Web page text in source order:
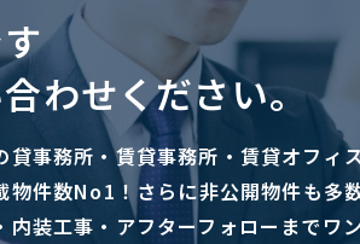
わせください。
事務所・賃貸事務所・賃貸オフィ
件数No1！さらに非公開物件も多数
装工事・アフターフォローまでワ